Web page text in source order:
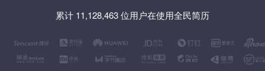
累计 11,128,463 位用户在使用全民简历